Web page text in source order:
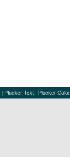
| Plucker Text | Plucker Color